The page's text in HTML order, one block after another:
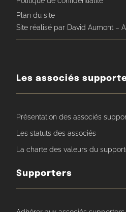
Plan du site
Site réalisé par David Aumont –
Les associés
Présentation des associés
Les statuts des associés
La charte des valeurs du
Supporters